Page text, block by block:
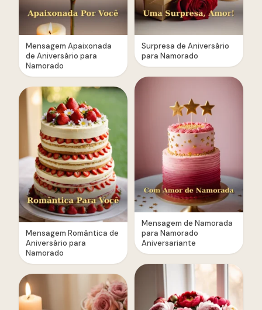
Mensagem Apaixonada
de Aniversário para
Namorado
Mensagem Romântica de
Aniversário para
Namorado
Surpresa de Aniversário
para Namorado
Mensagem de Namorada
para Namorado
Aniversariante